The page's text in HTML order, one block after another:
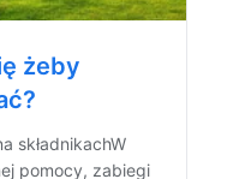
żeby
składnikachW
pomocy, zabiegi